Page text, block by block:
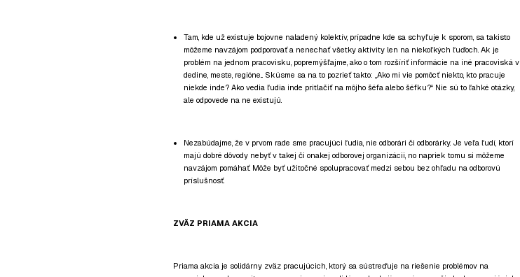
Tam, kde už existuje bojovne naladený kolektív, prípadne kde sa schyľuje k sporom, sa takisto
môžeme navzájom podporovať a nenechať všetky aktivity len na niekoľkých ľuďoch. Ak je
problém na jednom pracovisku, popremýšľajme, ako o tom rozšíriť informácie na iné pracoviská v
dedine, meste, regióne... Skúsme sa na to pozrieť takto: „Ako mi vie pomôcť niekto, kto pracuje
niekde inde? Ako vedia ľudia inde pritlačiť na môjho šéfa alebo šéfku?“ Nie sú to ľahké otázky,
ale odpovede na ne existujú.
Nezabúdajme, že v prvom rade sme pracujúci ľudia, nie odborári či odborárky. Je veľa ľudí, ktorí
majú dobré dôvody nebyť v takej či onakej odborovej organizácii, no napriek tomu si môžeme
navzájom pomáhať. Môže byť užitočné spolupracovať medzi sebou bez ohľadu na odborovú
príslušnosť.
ZVÄZ PRIAMA AKCIA
Priama akcia je solidárny zväz pracujúcich, ktorý sa sústreďuje na riešenie problémov na